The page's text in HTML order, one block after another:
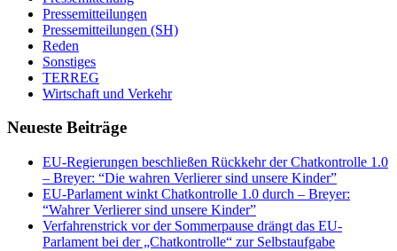
Pressemitteilungen
Pressemitteilungen (SH)
Reden
Sonstiges
TERREG
Wirtschaft und Verkehr
Neueste Beiträge
EU-Regierungen beschließen Rückkehr der Chatkontrolle 1.0
– Breyer: “Die wahren Verlierer sind unsere Kinder”
EU-Parlament winkt Chatkontrolle 1.0 durch – Breyer:
“Wahrer Verlierer sind unsere Kinder”
Verfahrenstrick vor der Sommerpause drängt das EU-
Parlament bei der „Chatkontrolle“ zur Selbstaufgabe